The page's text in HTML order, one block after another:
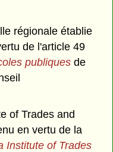
régionale établie
de l'article 49
publiquesde
of Trades and
en vertu de la
Institute of Trades